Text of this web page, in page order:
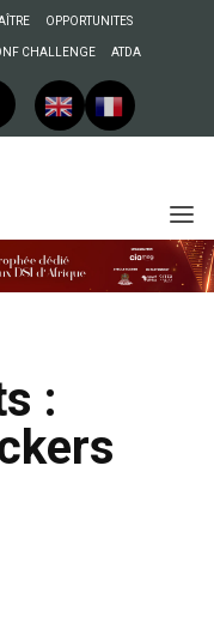
OPPORTUNITES
CHALLENGE ATDA
: